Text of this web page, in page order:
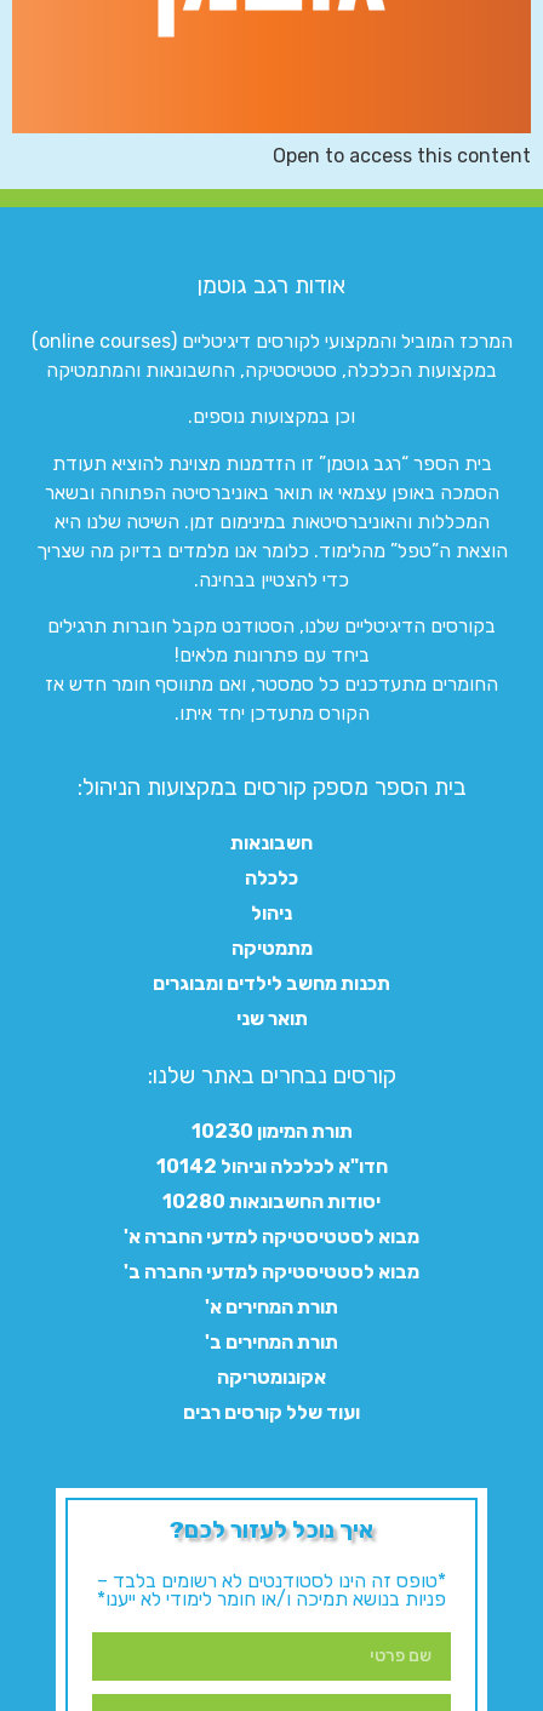
Open to access this content
אודות רגב גוטמן
המרכז המוביל והמקצועי לקורסים דיגיטליים (online courses)
במקצועות הכלכלה, סטטיסטיקה, החשבונאות והמתמטיקה
וכן במקצועות נוספים.
בית הספר “רגב גוטמן” זו הזדמנות מצוינת להוציא תעודת
הסמכה באופן עצמאי או תואר באוניברסיטה הפתוחה ובשאר
המכללות והאוניברסיטאות במינימום זמן. השיטה שלנו היא
הוצאת ה”טפל” מהלימוד. כלומר אנו מלמדים בדיוק מה שצריך
כדי להצטיין בבחינה.
בקורסים הדיגיטליים שלנו, הסטודנט מקבל חוברות תרגילים
ביחד עם פתרונות מלאים!
החומרים מתעדכנים כל סמסטר, ואם מתווסף חומר חדש אז
הקורס מתעדכן יחד איתו.
בית הספר מספק קורסים במקצועות הניהול:
חשבונאות
כלכלה
ניהול
מתמטיקה
תכנות מחשב לילדים ומבוגרים
תואר שני
קורסים נבחרים באתר שלנו:​
תורת המימון 10230
חדו"א לכלכלה וניהול 10142
יסודות החשבונאות 10280
מבוא לסטטיסטיקה למדעי החברה א'
מבוא לסטטיסטיקה למדעי החברה ב'
תורת המחירים א'
תורת המחירים ב'
אקונומטריקה
ועוד שלל קורסים רבים
איך נוכל לעזור לכם?
*טופס זה הינו לסטודנטים לא רשומים בלבד –
פניות בנושא תמיכה ו/או חומר לימודי לא ייענו*